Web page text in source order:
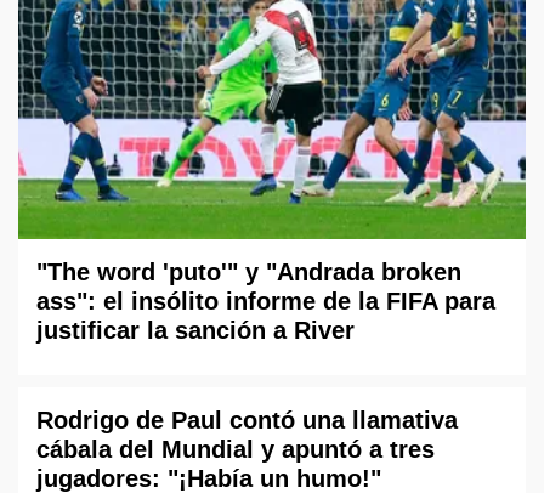
"The word 'puto'" y "Andrada broken
ass": el insólito informe de la FIFA para
justificar la sanción a River
Rodrigo de Paul contó una llamativa
cábala del Mundial y apuntó a tres
jugadores: "¡Había un humo!"